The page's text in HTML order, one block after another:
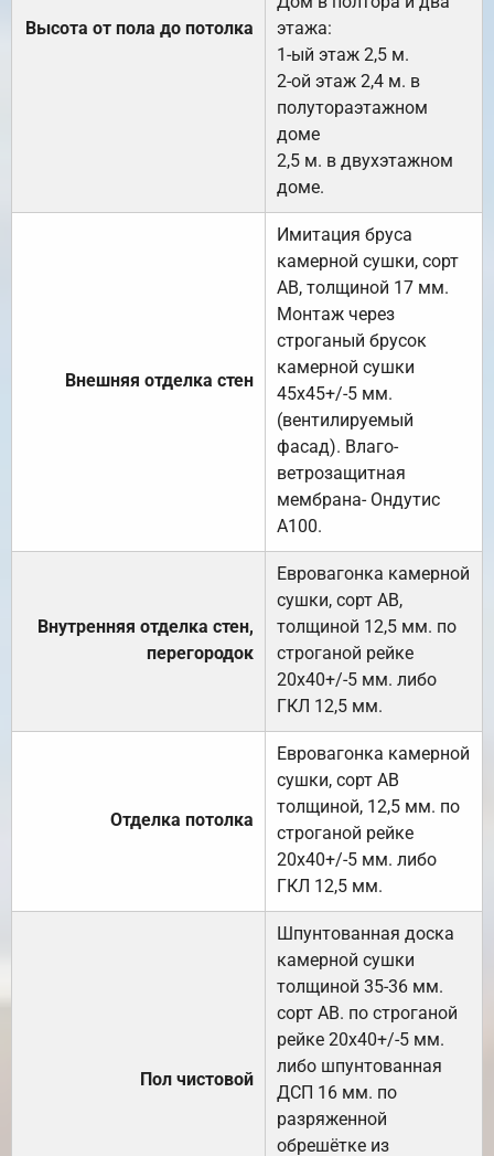
Высота от пола до потолка
этажа:
1-ый этаж 2,5 м.
2-ой этаж 2,4 м. в
полутораэтажном
доме
2,5 м. в двухэтажном
доме.
Внешняя отделка стен
Имитация бруса
камерной сушки, сорт
АВ, толщиной 17 мм.
Монтаж через
строганый брусок
камерной сушки
45х45+/-5 мм.
(вентилируемый
фасад). Влаго-
ветрозащитная
мембрана- Ондутис
А100.
Внутренняя отделка стен,
перегородок
Евровагонка камерной
сушки, сорт АВ,
толщиной 12,5 мм. по
строганой рейке
20х40+/-5 мм. либо
ГКЛ 12,5 мм.
Отделка потолка
Евровагонка камерной
сушки, сорт АВ
толщиной, 12,5 мм. по
строганой рейке
20х40+/-5 мм. либо
ГКЛ 12,5 мм.
Пол чистовой
Шпунтованная доска
камерной сушки
толщиной 35-36 мм.
сорт АВ. по строганой
рейке 20х40+/-5 мм.
либо шпунтованная
ДСП 16 мм. по
разряженной
обрешётке из